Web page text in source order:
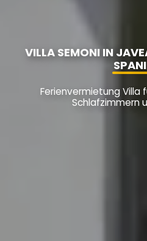
VILLA SEMONI IN
Ferienvermietung Villa
Schlafzimmern